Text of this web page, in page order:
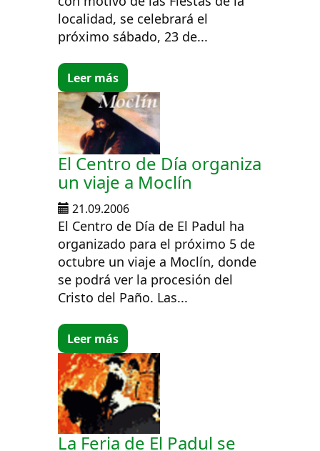
localidad, se celebrará el
próximo sábado, 23 de...
Leer más
El Centro de Día organiza
un viaje a Moclín
21.09.2006
El Centro de Día de El Padul ha
organizado para el próximo 5 de
octubre un viaje a Moclín, donde
se podrá ver la procesión del
Cristo del Paño. Las...
Leer más
La Feria de El Padul se